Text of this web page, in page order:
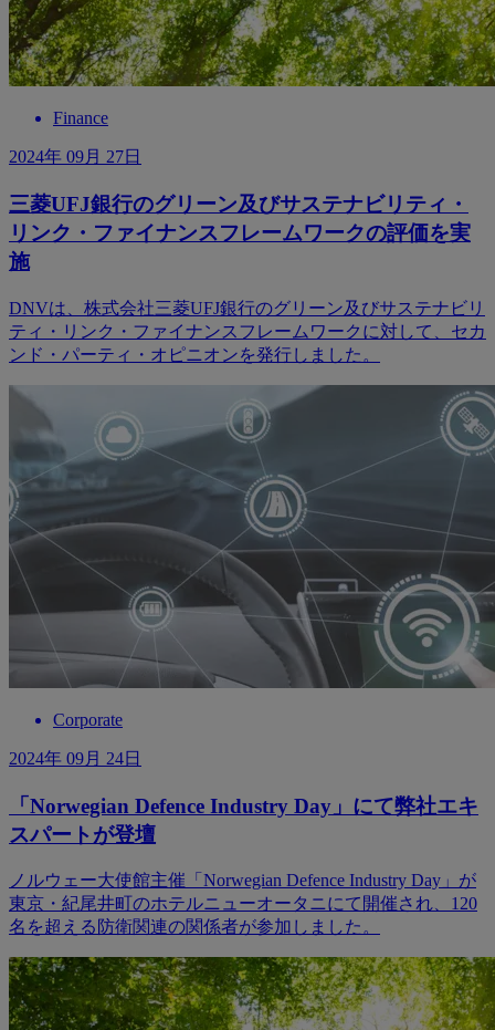
Finance
2024年 09月 27日
三菱UFJ銀行のグリーン及びサステナビリティ・
リンク・ファイナンスフレームワークの評価を実
施
DNVは、株式会社三菱UFJ銀行のグリーン及びサステナビリ
ティ・リンク・ファイナンスフレームワークに対して、セカ
ンド・パーティ・オピニオンを発行しました。
Corporate
2024年 09月 24日
「Norwegian Defence Industry Day」にて弊社エキ
スパートが登壇
ノルウェー大使館主催「Norwegian Defence Industry Day」が
東京・紀尾井町のホテルニューオータニにて開催され、120
名を超える防衛関連の関係者が参加しました。